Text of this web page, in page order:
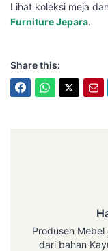
Lihat koleksi meja
Furniture Jepara.
Share this:
Produsen
dari bahan